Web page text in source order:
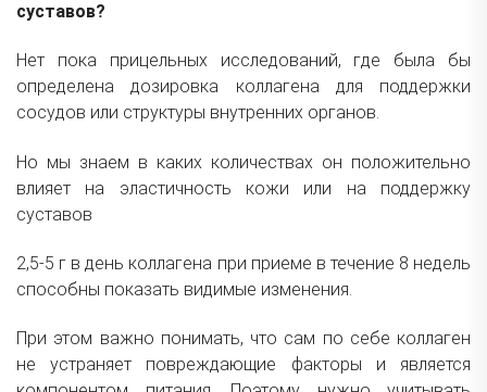
суставов?
Нет пока прицельных исследований, где была бы
определена дозировка коллагена для поддержки
сосудов или структуры внутренних органов.
Но мы знаем в каких количествах он положительно
влияет на эластичность кожи или на поддержку
суставов
2,5-5 г в день коллагена при приеме в течение 8 недель
способны показать видимые изменения.
При этом важно понимать, что сам по себе коллаген
не устраняет повреждающие факторы и является